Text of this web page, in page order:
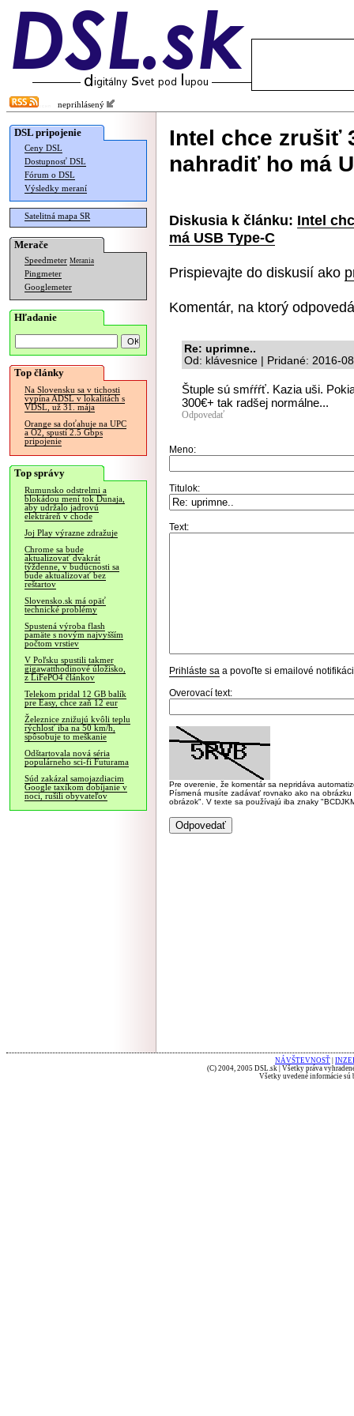
neprihlásený
DSL pripojenie
Ceny DSL
Dostupnosť DSL
Fórum o DSL
Výsledky meraní
Satelitná mapa SR
Merače
Speedmeter Merania
Pingmeter
Googlemeter
Hľadanie
Top články
Na Slovensku sa v tichosti
vypína ADSL v lokalitách s
VDSL, už 31. mája
Orange sa doťahuje na UPC
a O2, spustí 2.5 Gbps
pripojenie
Top správy
Rumunsko odstrelmi a
blokádou mení tok Dunaja,
aby udržalo jadrovú
elektráreň v chode
Joj Play výrazne zdražuje
Chrome sa bude
aktualizovať dvakrát
týždenne, v budúcnosti sa
bude aktualizovať bez
reštartov
Slovensko.sk má opäť
technické problémy
Spustená výroba flash
pamäte s novým najvyšším
počtom vrstiev
V Poľsku spustili takmer
gigawatthodinové úložisko,
z LiFePO4 článkov
Telekom pridal 12 GB balík
pre Easy, chce zaň 12 eur
Železnice znižujú kvôli teplu
rýchlosť iba na 50 km/h,
spôsobuje to meškanie
Odštartovala nová séria
populárneho sci-fi Futurama
Súd zakázal samojazdiacim
Google taxíkom dobíjanie v
noci, rušili obyvateľov
Intel chce zrušiť
nahradiť ho má
Diskusia k článku: Intel
má USB Type-C
Prispievajte do diskusií ako
Komentár, na ktorý
Re: uprimne..
Od: klávesnice | Pridané: 2016-
Štuple sú smŕŕŕť. Kazia uši.
300€+ tak radšej normálne...
Odpovedať
Meno:
Titulok:
Text:
Prihláste sa a povoľte si emailové
Overovací text:
Pre overenie, že komentár sa nepridáva
Písmená musíte zadávať rovnako ako na
obrázok". V texte sa používajú iba znaky
NÁVŠTEVNOSŤ
(C) 2004, 2005 DSL.sk | Všetky práva
Všetky uvedené informácie sú